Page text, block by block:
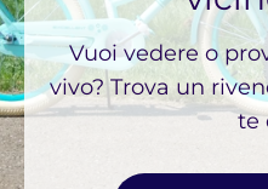
Vuoi vedere o
vivo? Trova un
te